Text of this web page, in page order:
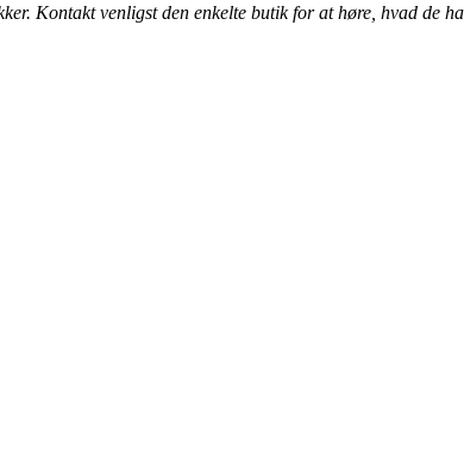
Kontakt venligst den enkelte butik for at høre, hvad de